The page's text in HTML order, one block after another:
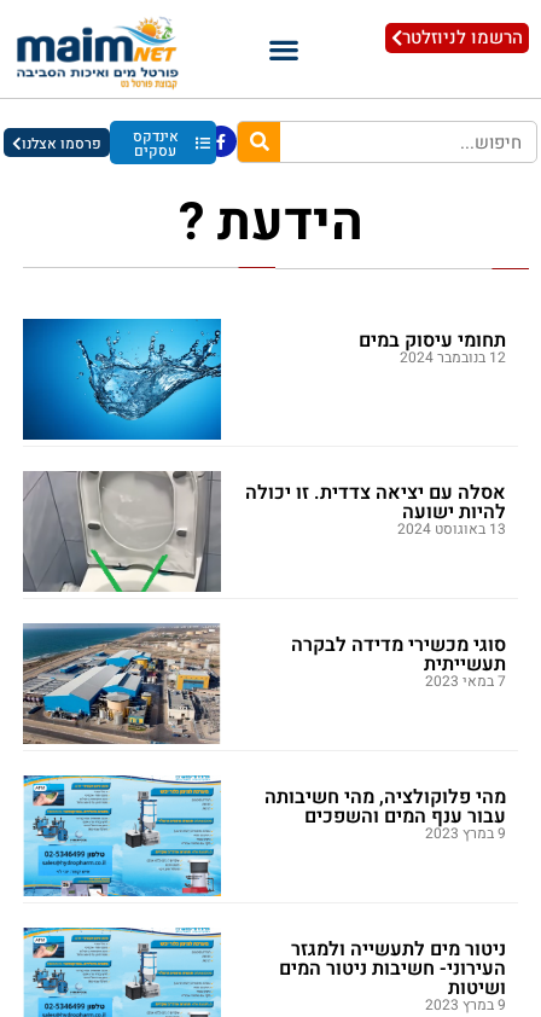
הרשמו לניוזלטר
אינדקס
עסקים פרסמו אצלנו
הידעת ?
תחומי עיסוק במים
12 בנובמבר 2024
אסלה עם יציאה צדדית. זו יכולה
להיות ישועה
13 באוגוסט 2024
סוגי מכשירי מדידה לבקרה
תעשייתית
7 במאי 2023
מהי פלוקולציה, מהי חשיבותה
עבור ענף המים והשפכים
9 במרץ 2023
ניטור מים לתעשייה ולמגזר
העירוני- חשיבות ניטור המים
ושיטות
9 במרץ 2023